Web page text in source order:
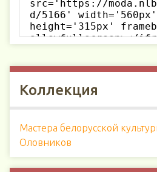
Коллекция
Мастера белорусской
Оловников